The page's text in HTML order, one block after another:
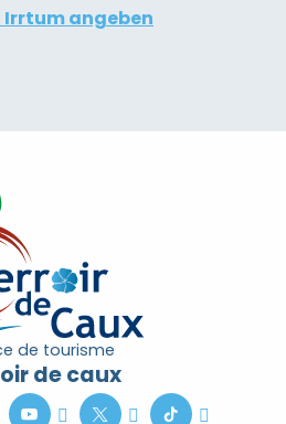
Irrtum angeben
de tourisme
de caux